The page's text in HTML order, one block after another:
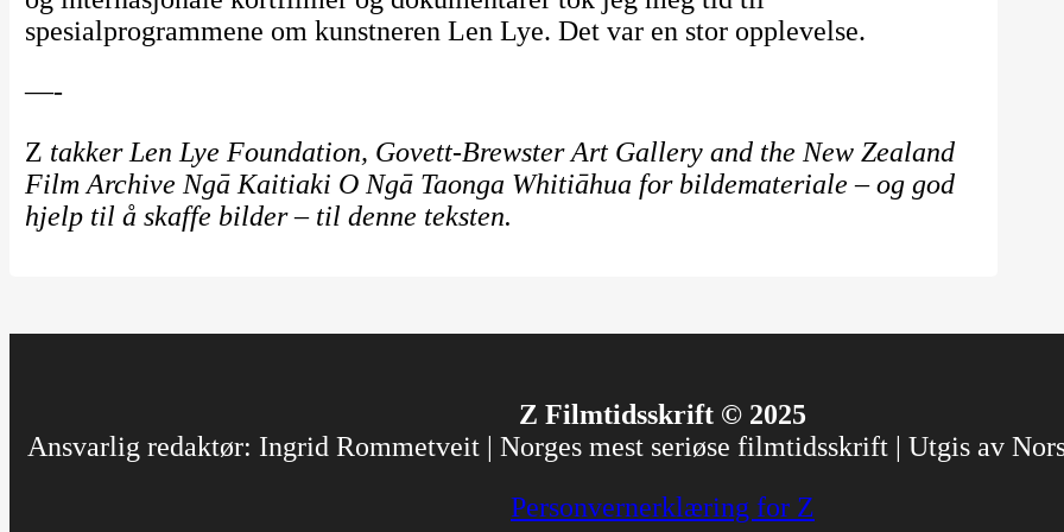
spesialprogrammene om kunstneren Len Lye. Det var en stor opplevelse.
—-
Z takker Len Lye Foundation, Govett-Brewster Art Gallery and the New Zealand
Film Archive Ngā Kaitiaki O Ngā Taonga Whitiāhua for bildemateriale – og god
hjelp til å skaffe bilder – til denne teksten.
Z Filmtidsskrift © 2025
Ansvarlig redaktør: Ingrid Rommetveit | Norges mest seriøse filmtidsskrift | Utgis av
Personvernerklæring for Z